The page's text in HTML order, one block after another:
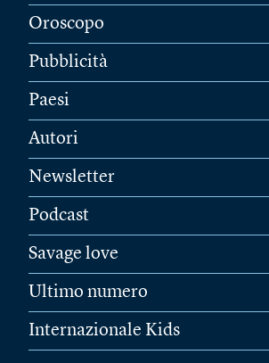
Oroscopo
Pubblicità
Paesi
Autori
Newsletter
Podcast
Savage love
Ultimo numero
Internazionale Kids